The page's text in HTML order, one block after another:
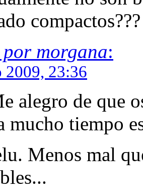
morgana:
2009, 23:36
alegro de que
mucho tiempo
Menos mal